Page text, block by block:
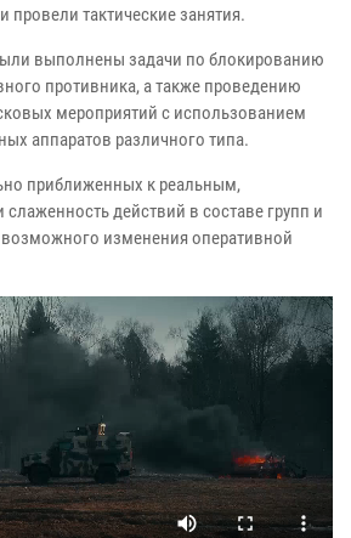
провели тактические занятия.
выполнены задачи по блокированию
противника, а также проведению
мероприятий с использованием
аппаратов различного типа.
приближенных к реальным,
действий в составе групп и
возможного изменения оперативной